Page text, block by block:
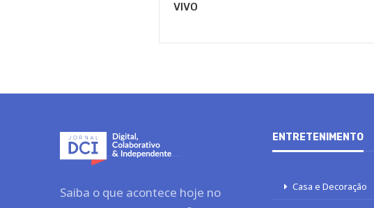
VIVO
Saiba o que acontece hoje no
ENTRETENIMENTO
Casa e Decoração